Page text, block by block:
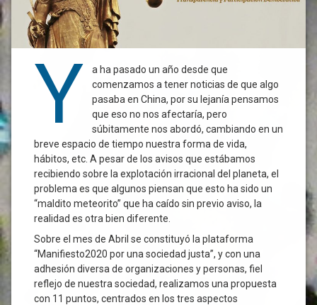
Y
a ha pasado un año desde que
comenzamos a tener noticias de que algo
pasaba en China, por su lejanía pensamos
que eso no nos afectaría, pero
súbitamente nos abordó, cambiando en un
breve espacio de tiempo nuestra forma de vida,
hábitos, etc. A pesar de los avisos que estábamos
recibiendo sobre la explotación irracional del planeta, el
problema es que algunos piensan que esto ha sido un
“maldito meteorito” que ha caído sin previo aviso, la
realidad es otra bien diferente.
Sobre el mes de Abril se constituyó la plataforma
“Manifiesto2020 por una sociedad justa”, y con una
adhesión diversa de organizaciones y personas, fiel
reflejo de nuestra sociedad, realizamos una propuesta
con 11 puntos, centrados en los tres aspectos